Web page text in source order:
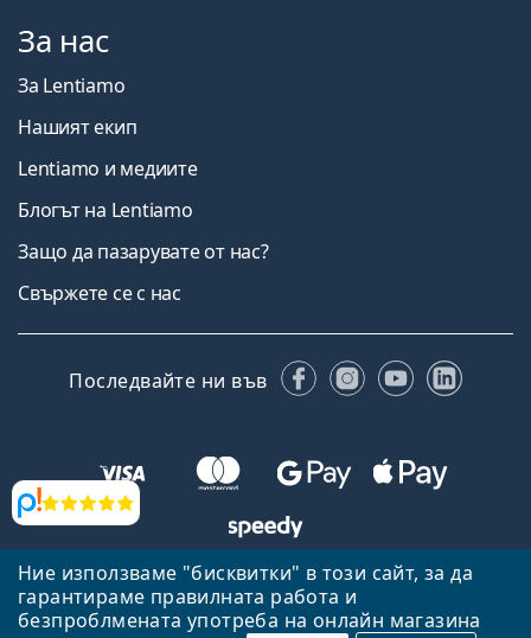
Ние използваме "бисквитки" в този сайт, за да
гарантираме правилната работа и
безпроблмената употреба на онлайн магазина
Прегледи
За нас
За Lentiamo
Нашият екип
Lentiamo и медиите
Блогът на Lentiamo
Защо да пазарувате от нас?
Свържете се с нас
Последвайте ни във FacebookInstagram
YouTube
Назад към началната страница
Нагоре
Lentiamo.bg е собственост и се управлява от Lentiamo s.r.o.,